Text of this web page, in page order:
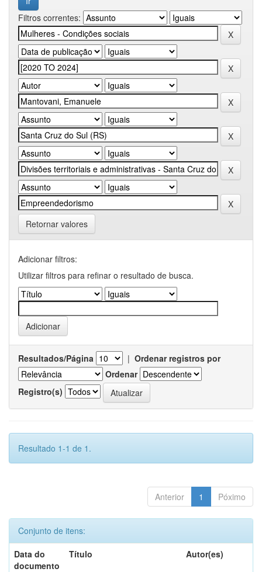
Filtros correntes:
Retornar valores
Adicionar filtros:
Utilizar filtros para refinar o resultado de busca.
Resultados/Página | Ordenar registros por
Ordenar
Registro(s)
Resultado 1-1 de 1.
Anterior 1 Póximo
Conjunto de itens:
Data do
documento
Título Autor(es)